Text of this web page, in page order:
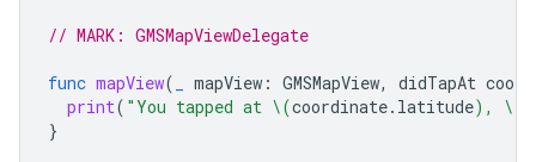
// MARK: GMSMapViewDelegate
func mapView( mapView : GMSMapView, didTapAt
print( "You tapped at \(coordinate. latitude) , \(
}